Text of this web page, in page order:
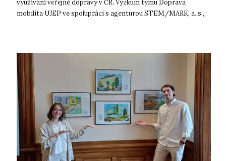
využívání veřejné dopravy v ČR. Výzkum týmu Doprava
mobilita UJEP ve spolupráci s agenturou STEM/MARK, a. s.,